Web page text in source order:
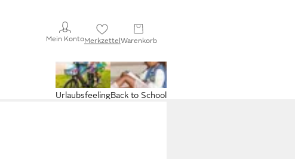
Mein KontoMerkzettelWarenkorb
Back to School
Urlaubsfeeling